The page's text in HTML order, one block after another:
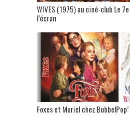
WIVES (1975) au ciné-club Le
l’écran
Foxes et Muriel chez BubbelPop’